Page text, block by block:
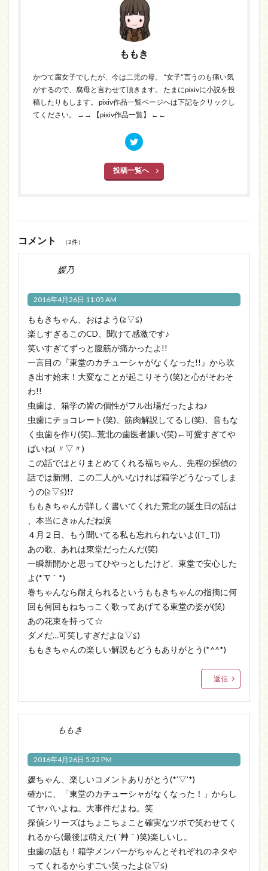
ももき
かつて腐女子でしたが、今は二児の母。 “女子”言うのも痛い気
がするので、腐母と言わせて頂きます。 たまにpixivに小説を投
稿したりもします。 pixiv作品一覧ページへは下記をクリックし
てください。
→→ 【pixiv作品一覧】 ←←
投稿一覧へ
コメント （2件）
媛乃
2016年4月26日 11:05 AM
ももきちゃん、おはよう(≧▽≦)
楽しすぎるこのCD、聞けて感激です♪
笑いすぎてずっと腹筋が痛かったよ!!
一言目の『東堂のカチューシャがなくなった!!』から吹
き出す始末！大変なことが起こりそう(笑)と心がそわそ
わ!!
虫歯は、箱学の皆の個性がフル出場だったよね♪
虫歯にチョコレート(笑)、筋肉解説してるし(笑)、音もな
く虫歯を作り(笑)…荒北の歯医者嫌い(笑)←可愛すぎてや
ばいね( 〃▽〃)
この話ではとりまとめてくれる福ちゃん、先程の探偵の
話では新開、この二人がいなければ箱学どうなってしま
うの(≧▽≦)!?
ももきちゃんが詳しく書いてくれた荒北の誕生日の話は
、本当にきゅんだね涙
４月２日、もう聞いてる私も忘れられないよ((T_T))
あの歌、あれは東堂だったんだ(笑)
一瞬新開かと思ってひやっとしたけど、東堂で安心した
よ(*´∇｀*)
巻ちゃんなら耐えられるというももきちゃんの指摘に何
回も何回もねちっこく歌ってあげてる東堂の姿が(笑)
あの花束を持って☆
ダメだ…可笑しすぎだよ(≧▽≦)
ももきちゃんの楽しい解説もどうもありがとう(*^^*)
返信
ももき
2016年4月26日 5:22 PM
媛ちゃん、楽しいコメントありがとう(*’▽’*)
確かに、「東堂のカチューシャがなくなった！」からし
てヤバいよね。大事件だよね。笑
探偵シリーズはちょこちょこと確実なツボで笑わせてく
れるから(最後は萌えた( ´艸｀)笑)楽しいし。
虫歯の話も！箱学メンバーがちゃんとそれぞれのネタや
ってくれるからすごい笑ったよ(≧▽≦)